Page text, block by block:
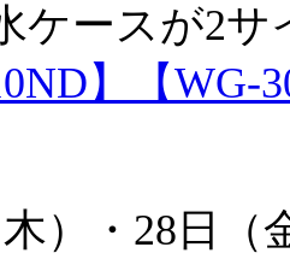
ケースが2サ
】
【WG-
）・28日（